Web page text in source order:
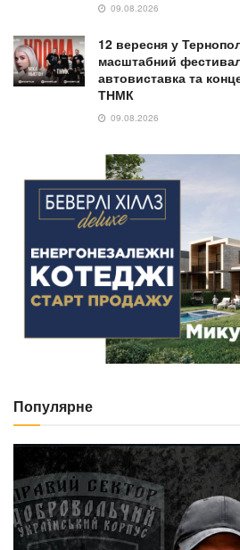
09.08.2026
12 вересня у
масштабний
автовиставка та
ТНМК
09.08.2026
Популярне